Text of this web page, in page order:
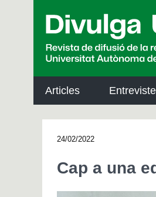
Articles
24/02/2022
Cap a una